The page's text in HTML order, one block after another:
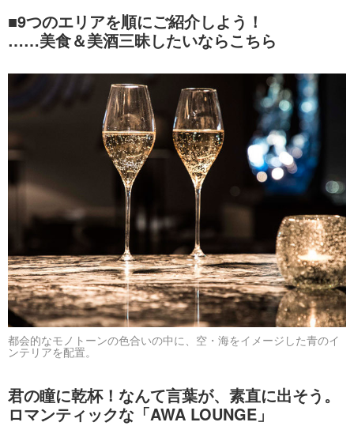
■9つのエリアを順にご紹介しよう！
……美食＆美酒三昧したいならこちら
都会的なモノトーンの色合いの中に、空・海をイメージした青のイ
ンテリアを配置。
君の瞳に乾杯！なんて言葉が、素直に出そう。
ロマンティックな「AWA LOUNGE」